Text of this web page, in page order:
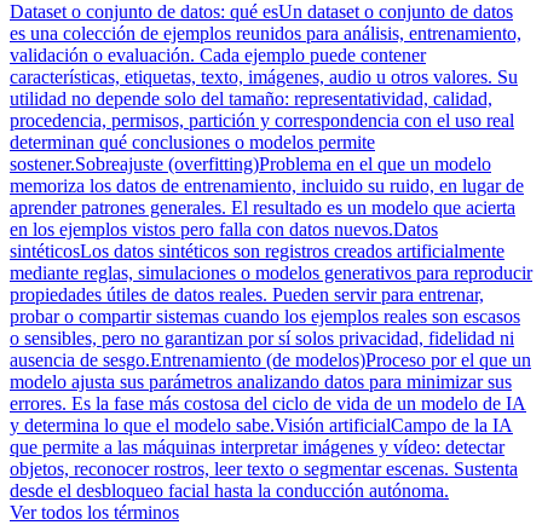
Dataset o conjunto de datos: qué esUn dataset o conjunto de datos
es una colección de ejemplos reunidos para análisis, entrenamiento,
validación o evaluación. Cada ejemplo puede contener
características, etiquetas, texto, imágenes, audio u otros valores. Su
utilidad no depende solo del tamaño: representatividad, calidad,
procedencia, permisos, partición y correspondencia con el uso real
determinan qué conclusiones o modelos permite
sostener.Sobreajuste (overfitting)Problema en el que un modelo
memoriza los datos de entrenamiento, incluido su ruido, en lugar de
aprender patrones generales. El resultado es un modelo que acierta
en los ejemplos vistos pero falla con datos nuevos.Datos
sintéticosLos datos sintéticos son registros creados artificialmente
mediante reglas, simulaciones o modelos generativos para reproducir
propiedades útiles de datos reales. Pueden servir para entrenar,
probar o compartir sistemas cuando los ejemplos reales son escasos
o sensibles, pero no garantizan por sí solos privacidad, fidelidad ni
ausencia de sesgo.Entrenamiento (de modelos)Proceso por el que un
modelo ajusta sus parámetros analizando datos para minimizar sus
errores. Es la fase más costosa del ciclo de vida de un modelo de IA
y determina lo que el modelo sabe.Visión artificialCampo de la IA
que permite a las máquinas interpretar imágenes y vídeo: detectar
objetos, reconocer rostros, leer texto o segmentar escenas. Sustenta
desde el desbloqueo facial hasta la conducción autónoma.
Ver todos los términos